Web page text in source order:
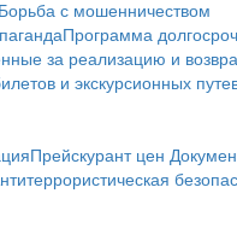
Борьба с мошенничеством
Программа
за реализацию и
и экскурсионных
Прейскурант цен